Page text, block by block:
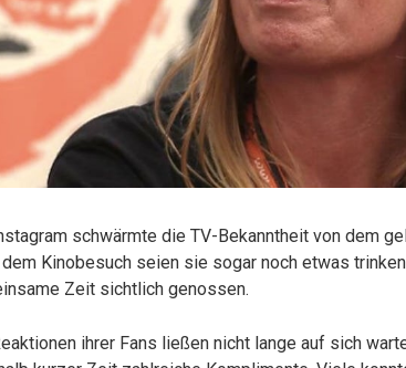
schwärmte die TV-Bekanntheit von dem
dem Kinobesuch seien sie sogar noch etwas
Zeit sichtlich genossen.
ihrer Fans ließen nicht lange auf sich